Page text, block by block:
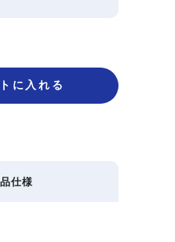
に入れる
仕様